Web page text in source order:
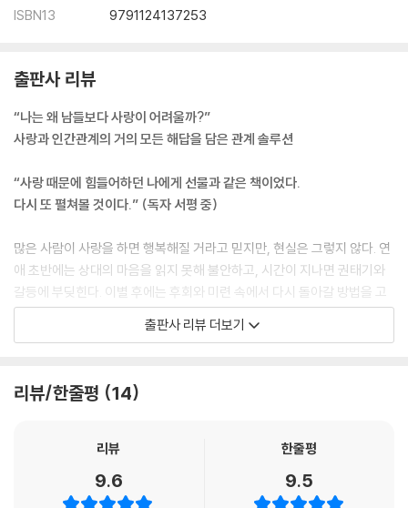
요즘 사랑을 위한 현명한 태도
연락 문제로 싸우는 커플을 위한 솔루션
연인에게 다른 이성들이 꼬인다면
결혼은 하고 싶은데 돈이 없을 때
정일까, 사랑일까?
회피형 인간을 만났다면
그는 스킨십 때문에 떠난 것이 아니다
두 사람을 동시에 사랑하게 되었을 때
옛 연인과 우연히 마주쳤을 때의 대처법
남자들은 잘 모르는 여자의 이별 통보 방식
바람피운 사람을 용서해야 할까?
이별에도 적절한 타이밍이 있다
ISBN13
9791124137253
출판사 리뷰
“나는 왜 남들보다 사랑이 어려울까?”
사랑과 인간관계의 거의 모든 해답을 담은 관계 솔루션
“사랑 때문에 힘들어하던 나에게 선물과 같은 책이었다.
다시 또 펼쳐볼 것이다.” (독자 서평 중)
많은 사람이 사랑을 하면 행복해질 거라고 믿지만, 현실은 그렇지 않다. 연
애 초반에는 상대의 마음을 읽지 못해 불안하고, 시간이 지나면 권태기와
갈등에 부딪힌다. 이별 후에는 후회와 미련 속에서 다시 돌아갈 방법을 고
민한다. 결국, 사랑 앞에서 우리는 끊임없이 흔들리고 방황한다. 이처럼 사
랑 때문에 고민에 빠지는 순간, 이 책은 관계를 바로 세울 현실적인 조언들
는가? 이 책의 저자 김달은 월요일과 목요일 새벽이면 사랑과 인간관계에
유는 단 하나, 막연한 희망이 아닌 명확한 해결책을 제시하기 때문이다.
출판사 리뷰 더보기
리뷰/한줄평 14
리뷰
9.6
한줄평
9.5